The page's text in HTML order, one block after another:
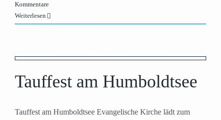
Kommentare
Weiterlesen
Tauffest am Humboldtsee
Tauffest am Humboldtsee Evangelische Kirche lädt zum